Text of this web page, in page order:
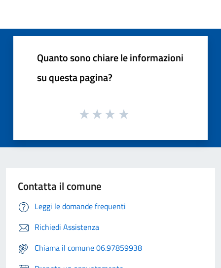
Quanto sono chiare le informazioni
su questa pagina?
Contatta il comune
Leggi le domande frequenti
Richiedi Assistenza
Chiama il comune 06.97859938